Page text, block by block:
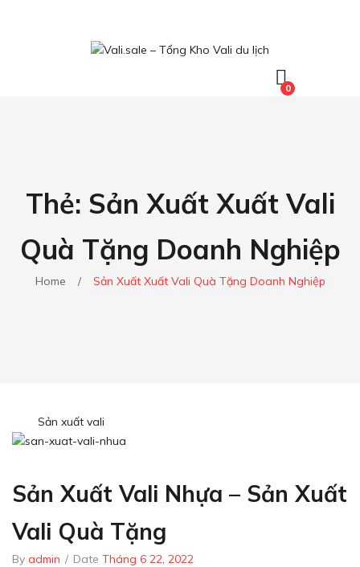
0
Thẻ: Sản Xuất Xuất Vali
Quà Tặng Doanh Nghiệp
Home / Sản Xuất Xuất Vali Quà Tặng Doanh Nghiệp
Sản xuất vali
Sản Xuất Vali Nhựa – Sản Xuất
Vali Quà Tặng
By admin / Date Tháng 6 22, 2022